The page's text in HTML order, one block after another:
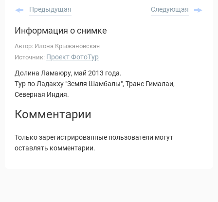
Предыдущая Следующая
Информация о снимке
Автор: Илона Крыжановская
Источник: Проект ФотоТур
Долина Ламаюру, май 2013 года.
Тур по Ладакху "Земля Шамбалы", Транс Гималаи,
Северная Индия.
Комментарии
Только зарегистрированные пользователи могут
оставлять комментарии.